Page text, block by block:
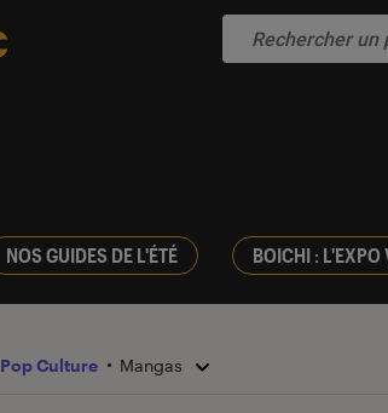
NOS GUIDES DE L'ÉTÉ BOICHI : L'EXPO
Pop Culture Mangas